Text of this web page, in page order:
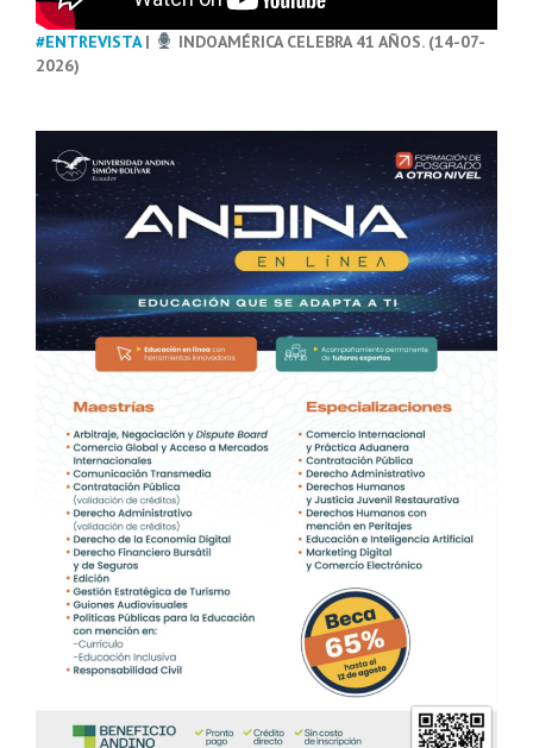
#ENTREVISTA|
INDOAMÉRICA CELEBRA 41 AÑOS. (14-07-
2026)